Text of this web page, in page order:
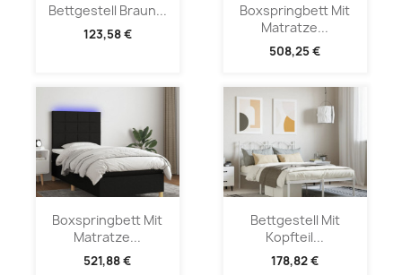
Bettgestell Braun...
123,58 €
Boxspringbett Mit
Matratze...
508,25 €
Boxspringbett Mit
Matratze...
521,88 €
Bettgestell Mit
Kopfteil...
178,82 €